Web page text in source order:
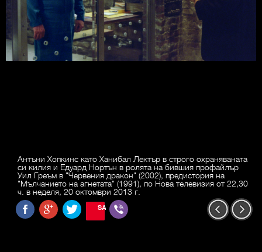
Антъни Хопкинс като Ханибал Лектър в строго охраняваната
си килия и Едуард Нортън в ролята на бившия профайлър
Уил Греъм в "Червения дракон" (2002), предистория на
"Мълчанието на агнетата" (1991), по Нова телевизия от 22,30
ч. в неделя, 20 октомври 2013 г.
SAVE